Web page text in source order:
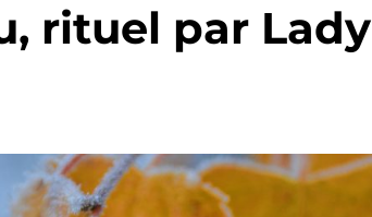
rituel par Lady